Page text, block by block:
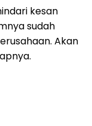
kesan
sudah
Akan